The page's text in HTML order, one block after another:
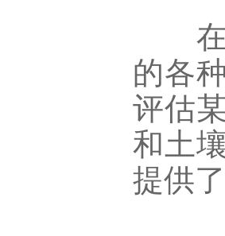
在
的各
评估
和土
提供